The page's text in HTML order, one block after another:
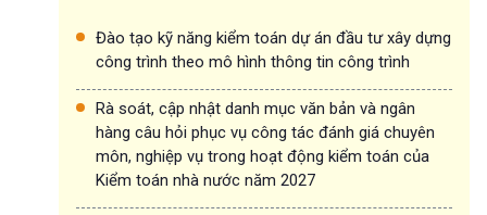
Đào tạo kỹ năng kiểm toán dự án đầu tư xây dựng
công trình theo mô hình thông tin công trình
Rà soát, cập nhật danh mục văn bản và ngân
hàng câu hỏi phục vụ công tác đánh giá chuyên
môn, nghiệp vụ trong hoạt động kiểm toán của
Kiểm toán nhà nước năm 2027